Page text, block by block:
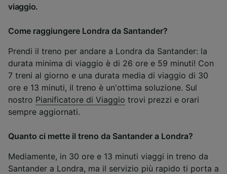
viaggio.
Come raggiungere Londra da Santander?
Prendi il treno per andare a Londra da Santander: la
durata minima di viaggio è di 26 ore e 59 minuti! Con
7 treni al giorno e una durata media di viaggio di 30
ore e 13 minuti, il treno è un'ottima soluzione. Sul
nostro Pianificatore di Viaggio trovi prezzi e orari
sempre aggiornati.
Quanto ci mette il treno da Santander a Londra?
Mediamente, in 30 ore e 13 minuti viaggi in treno da
Santander a Londra, ma il servizio più rapido ti porta a